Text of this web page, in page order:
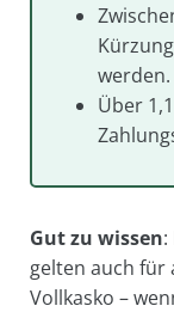
werden.
Über
Gut zu wissen
gelten auch für
Vollkasko –